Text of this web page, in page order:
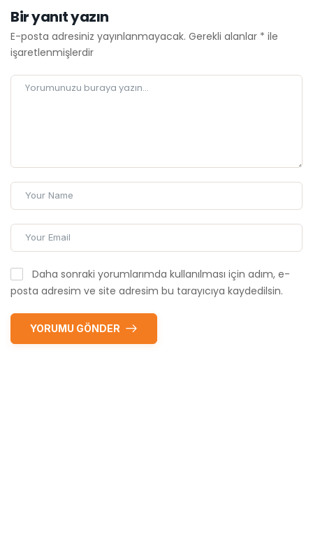
Bir yanıt yazın
E-posta adresiniz yayınlanmayacak. Gerekli alanlar * ile
işaretlenmişlerdir
Daha sonraki yorumlarımda kullanılması için adım, e-
posta adresim ve site adresim bu tarayıcıya kaydedilsin.
YORUMU GÖNDER